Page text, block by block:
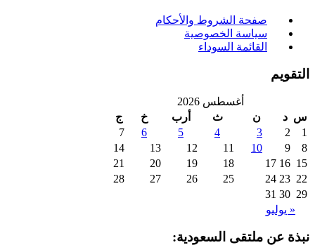
صفحة الشروط والأحكام
سياسة الخصوصية
القائمة السوداء
أغسطس 2026
د
ج
7
11
16
17
23
24
30
31
يوليو
عن ملتقى السعودية: